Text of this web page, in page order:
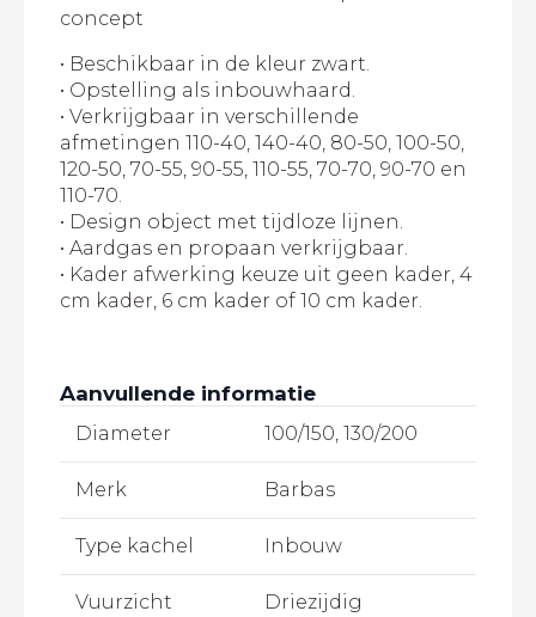
concept
• Beschikbaar in de kleur zwart.
• Opstelling als inbouwhaard.
• Verkrijgbaar in verschillende
afmetingen 110-40, 140-40, 80-50, 100-50,
120-50, 70-55, 90-55, 110-55, 70-70, 90-70 en
110-70.
• Design object met tijdloze lijnen.
• Aardgas en propaan verkrijgbaar.
• Kader afwerking keuze uit geen kader, 4
cm kader, 6 cm kader of 10 cm kader.
Aanvullende informatie
Diameter 100/150, 130/200
Merk Barbas
Type kachel Inbouw
Vuurzicht Driezijdig